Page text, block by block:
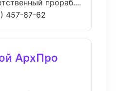
прораб....
457-87-62
АрхПро